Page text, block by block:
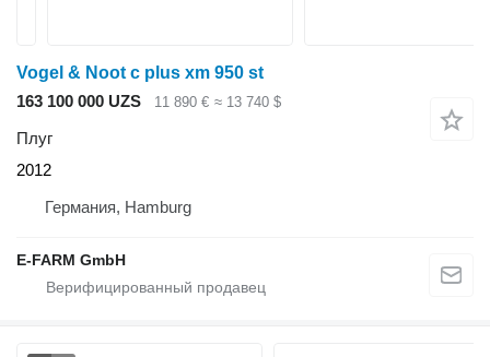
Vogel & Noot c plus xm 950 st
163 100 000 UZS
11 890 € ≈ 13 740 $
Плуг
2012
Германия, Hamburg
E-FARM GmbH